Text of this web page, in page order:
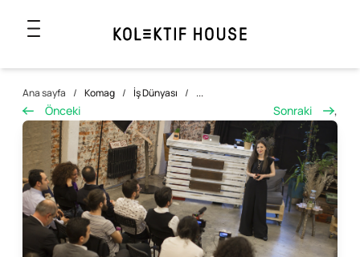
Ana sayfa / Komag / İş Dünyası / ...
Önceki Sonraki ,